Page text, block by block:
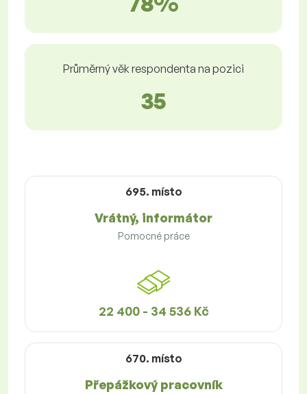
Průměrný věk respondenta na pozici
35
695. místo
Vrátný, informátor
Pomocné práce
22 400 - 34 536 Kč
670. místo
Přepážkový pracovník